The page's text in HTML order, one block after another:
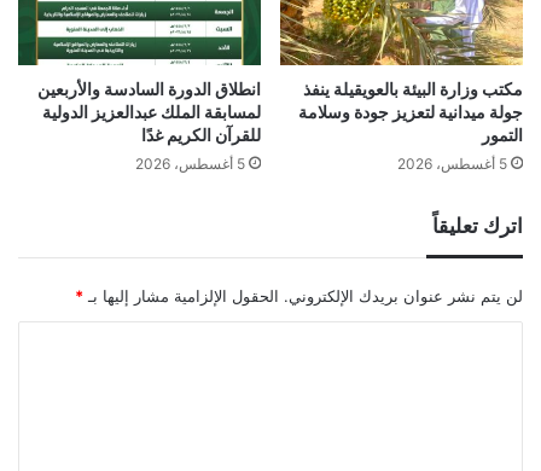
مكتب وزارة البيئة بالعويقيلة ينفذ
جولة ميدانية لتعزيز جودة وسلامة
التمور
5 أغسطس، 2026
انطلاق الدورة السادسة والأربعين
لمسابقة الملك عبدالعزيز الدولية
للقرآن الكريم غدًا
5 أغسطس، 2026
اترك تعليقاً
لن يتم نشر عنوان بريدك الإلكتروني. الحقول الإلزامية مشار إليها بـ*